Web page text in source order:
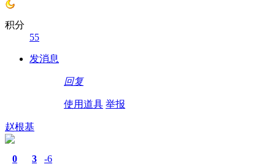
积分
55
发消息
回复
使用道具 举报
赵根基
0 3 -6